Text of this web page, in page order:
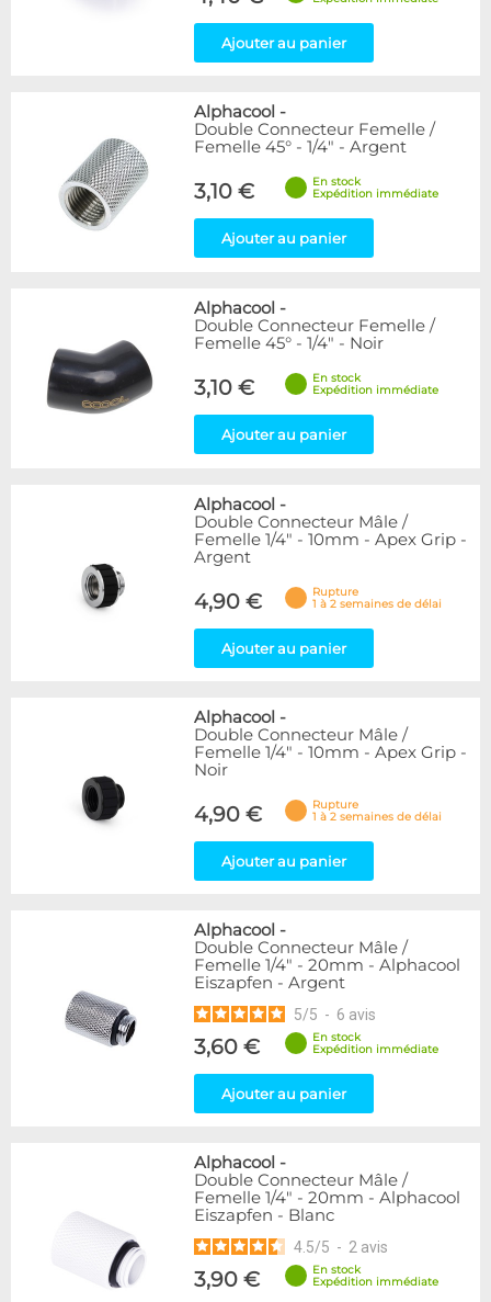
Ajouter au panier
Alphacool -
Double Connecteur Femelle /
Femelle 45° - 1/4" - Argent
3,10 €
En stock
Expédition immédiate
Ajouter au panier
Alphacool -
Double Connecteur Femelle /
Femelle 45° - 1/4" - Noir
3,10 €
En stock
Expédition immédiate
Ajouter au panier
Alphacool -
Double Connecteur Mâle /
Femelle 1/4" - 10mm - Apex Grip -
Argent
4,90 €
Rupture
1 à 2 semaines de délai
Ajouter au panier
Alphacool -
Double Connecteur Mâle /
Femelle 1/4" - 10mm - Apex Grip -
Noir
4,90 €
Rupture
1 à 2 semaines de délai
Ajouter au panier
Alphacool -
Double Connecteur Mâle /
Femelle 1/4" - 20mm - Alphacool
Eiszapfen - Argent
5/5 - 6 avis
3,60 €
En stock
Expédition immédiate
Ajouter au panier
Alphacool -
Double Connecteur Mâle /
Femelle 1/4" - 20mm - Alphacool
Eiszapfen - Blanc
4.5/5 - 2 avis
3,90 €
En stock
Expédition immédiate